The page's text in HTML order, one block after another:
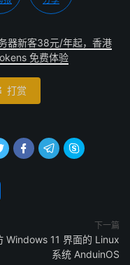
器新客38元/年起，香港
免费体验
打赏
  
下一篇
Windows 11 界面的 Linux
系统 AnduinOS